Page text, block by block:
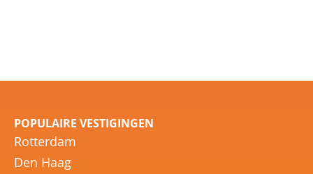
POPULAIRE VESTIGINGEN
Rotterdam
Den Haag